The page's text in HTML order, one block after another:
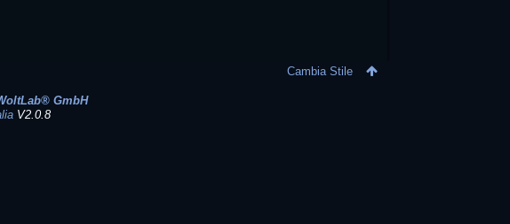
Cambia Stile
GmbH
V2.0.8